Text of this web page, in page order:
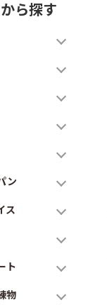
ら探す
ン
ス
ト
物